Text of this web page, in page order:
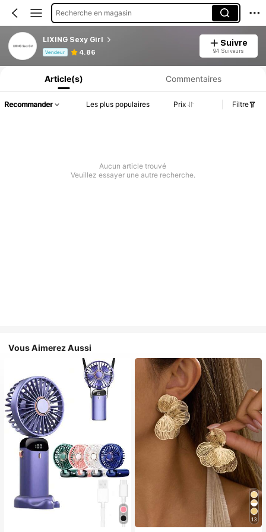
Recherche en magasin
LIXING Sexy Girl
Vendeur 4.86
Suivre
94 Suiveurs
Informations produit : Divulgation des prix, détails sur les ventes et le stock.
Article(s) Commentaires
Recommander Les plus populaires Prix Filtre
Aucun article trouvé
Veuillez essayer une autre recherche.
Vous Aimerez Aussi
13